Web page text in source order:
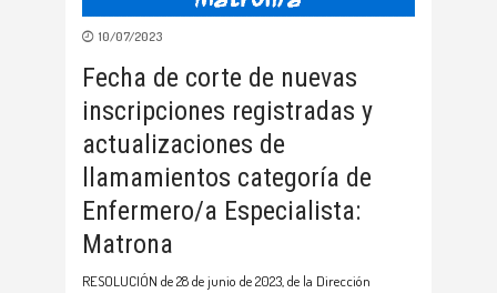
10/07/2023
Fecha de corte de nuevas
inscripciones registradas y
actualizaciones de
llamamientos categoría de
Enfermero/a Especialista:
Matrona
RESOLUCIÓN de 28 de junio de 2023, de la Dirección